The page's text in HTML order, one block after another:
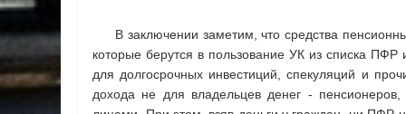
В заключении заметим, что средства
которые берутся в пользование УК из списка
для долгосрочных инвестиций, спекуляций и
дохода не для владельцев денег -